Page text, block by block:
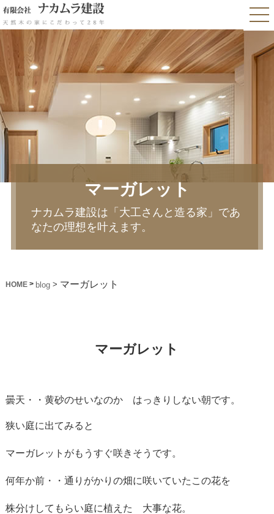
マーガレット
ナカムラ建設は「大工さんと造る家」であ
なたの理想を叶えます。
HOME> blog> マーガレット
マーガレット
曇天・・黄砂のせいなのか はっきりしない朝です。
狭い庭に出てみると
マーガレットがもうすぐ咲きそうです。
何年か前・・通りがかりの畑に咲いていたこの花を
株分けしてもらい庭に植えた 大事な花。